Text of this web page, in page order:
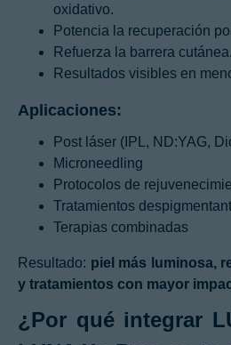
oxidativo.
Potencia la recuperación
Refuerza la barrera cutánea.
Resultados visibles en
Aplicaciones:
Post láser (IPL, ND:YAG,
Microneedling
Protocolos de
Tratamientos
Terapias combinadas
Resultado: piel más luminosa,
y tratamientos con mayor
¿Por qué integrar